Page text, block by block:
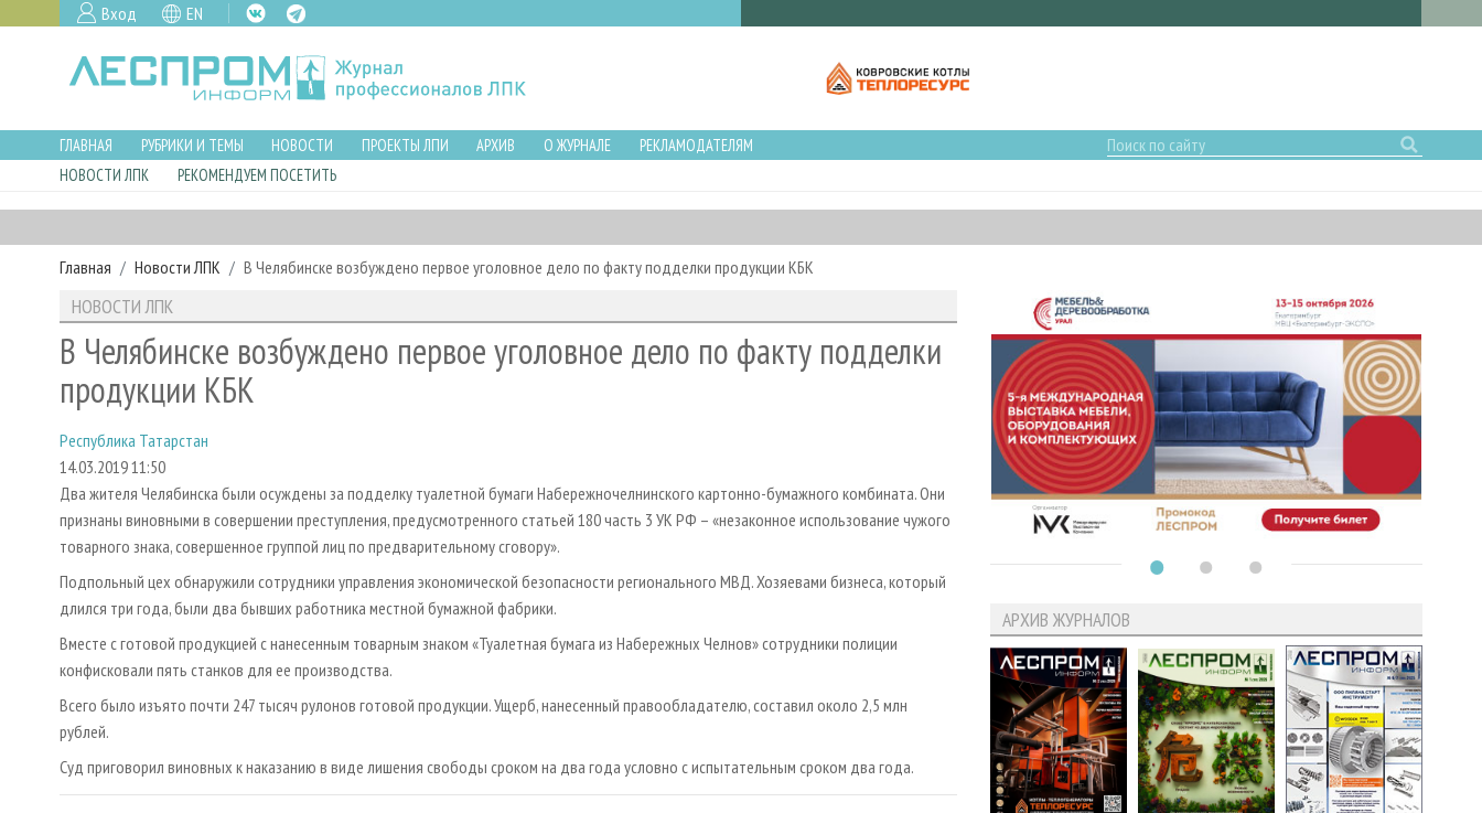
Вход EN
ГЛАВНАЯ РУБРИКИ И ТЕМЫ НОВОСТИ ПРОЕКТЫ ЛПИ АРХИВ О ЖУРНАЛЕ
РЕКЛАМОДАТЕЛЯМ
НОВОСТИ ЛПК
РЕКОМЕНДУЕМ ПОСЕТИТЬ
Главная Новости ЛПК В Челябинске возбуждено первое уголовное дело по факту подделки продукции КБК
НОВОСТИ ЛПК
В Челябинске возбуждено первое уголовное дело по факту подделки
продукции КБК
Республика Татарстан
14.03.2019 11:50
Два жителя Челябинска были осуждены за подделку туалетной бумаги Набережночелнинского картонно-бумажного комбината. Они
признаны виновными в совершении преступления, предусмотренного статьей 180 часть 3 УК РФ – «незаконное использование чужого
товарного знака, совершенное группой лиц по предварительному сговору».
Подпольный цех обнаружили сотрудники управления экономической безопасности регионального МВД. Хозяевами бизнеса, который
длился три года, были два бывших работника местной бумажной фабрики.
Вместе с готовой продукцией с нанесенным товарным знаком «Туалетная бумага из Набережных Челнов» сотрудники полиции
конфисковали пять станков для ее производства.
Всего было изъято почти 247 тысяч рулонов готовой продукции. Ущерб, нанесенный правообладателю, составил около 2,5 млн
рублей.
Суд приговорил виновных к наказанию в виде лишения свободы сроком на два года условно с испытательным сроком два года.
АРХИВ ЖУРНАЛОВ